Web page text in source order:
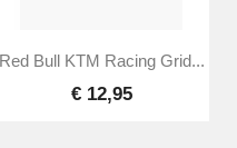
Red Bull KTM Racing Grid...
€ 12,95